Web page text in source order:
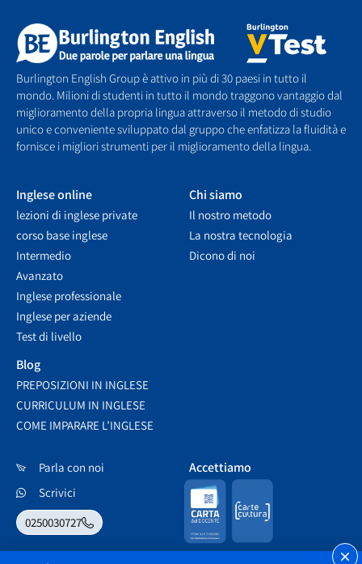
Burlington English Group è attivo in più di 30 paesi in tutto il
mondo. Milioni di studenti in tutto il mondo traggono vantaggio dal
miglioramento della propria lingua attraverso il metodo di studio
unico e conveniente sviluppato dal gruppo che enfatizza la fluidità e
fornisce i migliori strumenti per il miglioramento della lingua.
Inglese online
lezioni di inglese private
corso base inglese
Intermedio
Avanzato
Inglese professionale
Inglese per aziende
Test di livello
Chi siamo
Il nostro metodo
La nostra tecnologia
Dicono di noi
Blog
PREPOSIZIONI IN INGLESE
CURRICULUM IN INGLESE
COME IMPARARE L’INGLESE
Parla con noi
Scrivici
0250030727
Accettiamo